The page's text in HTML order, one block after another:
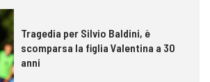
Tragedia per Silvio Baldini, è
scomparsa la figlia Valentina a 30
anni